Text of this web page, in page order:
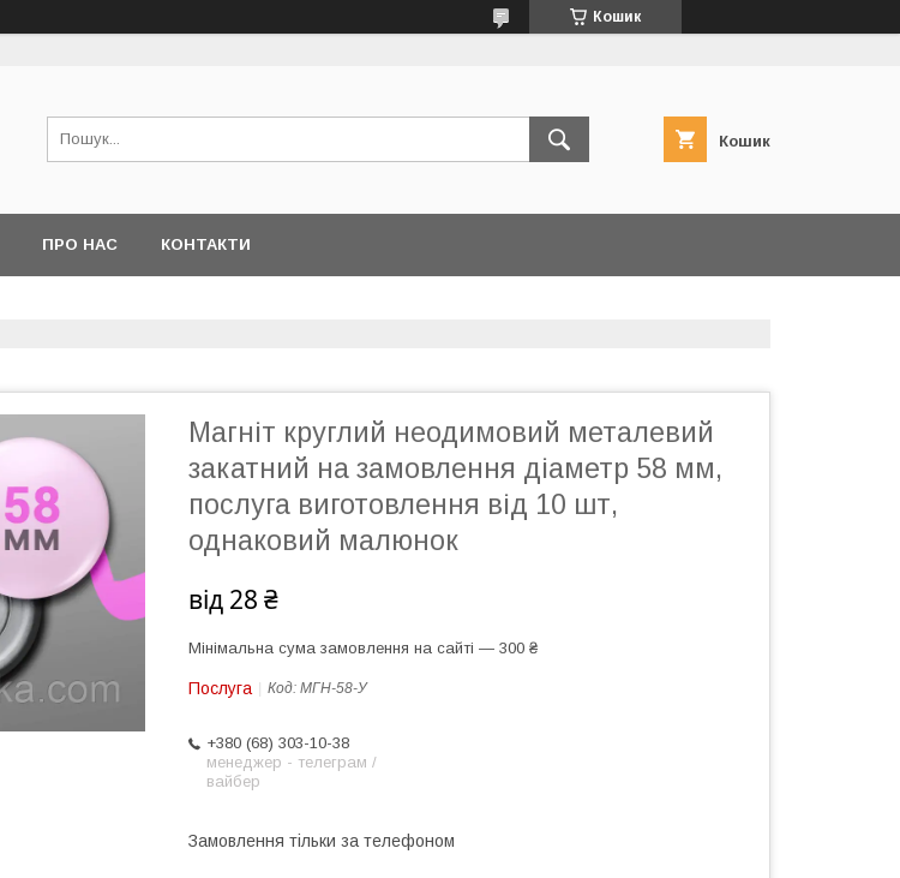
Кошик
Кошик
ПРО НАС КОНТАКТИ
Магніт круглий неодимовий металевий
закатний на замовлення діаметр 58 мм,
послуга виготовлення від 10 шт,
однаковий малюнок
від 28 ₴
Мінімальна сума замовлення на сайті — 300 ₴
Послуга Код: МГН-58-У
+380 (68) 303-10-38
менеджер - телеграм /
вайбер
Замовлення тільки за телефоном